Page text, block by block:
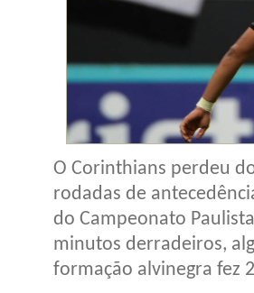
O Corinthians perdeu
rodadas de
do Campeonato
minutos derradeiros,
formação alvinegra fez